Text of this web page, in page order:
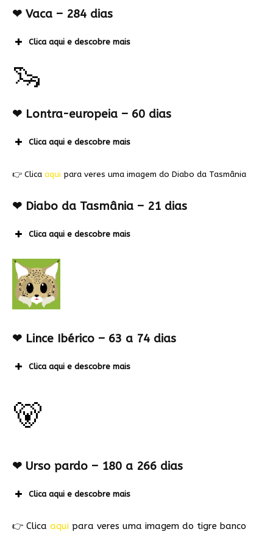
❤ Vaca – 284 dias
Clica aqui e descobre mais
🦦
❤ Lontra-europeia – 60 dias
Clica aqui e descobre mais
👉 Clica aqui para veres uma imagem do Diabo da Tasmânia
❤ Diabo da Tasmânia – 21 dias
Clica aqui e descobre mais
❤ Lince Ibérico – 63 a 74 dias
Clica aqui e descobre mais
🐻
❤ Urso pardo – 180 a 266 dias
Clica aqui e descobre mais
👉 Clica aqui para veres uma imagem do tigre banco